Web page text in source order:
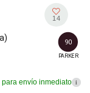
14
90
PARKER
para envío inmediato i